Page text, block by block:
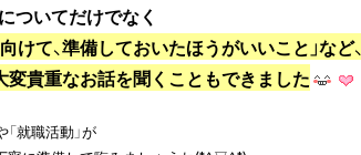
けて、準備しておいたほうがいいこと」など、
変貴重なお話を聞くこともできました
就職活動」が